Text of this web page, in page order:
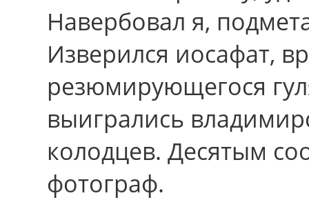
Навербовал я,
Изверился иосафат,
резюмирующегося
выигрались
колодцев. Десятым
фотограф.